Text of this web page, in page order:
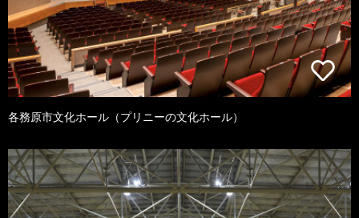
各務原市文化ホール（プリニーの文化ホール）